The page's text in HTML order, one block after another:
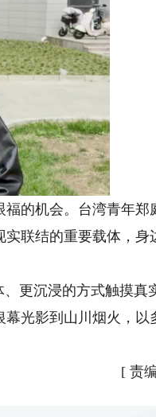
的机会。台湾青年郑
联结的重要载体，身
更沉浸的方式触摸真
光影到山川烟火，以
[ 责